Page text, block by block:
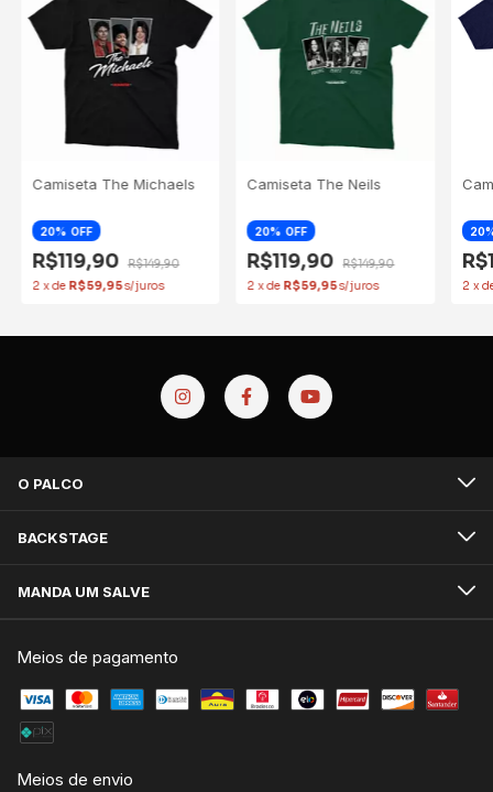
Camiseta The Michaels
20 OFF
R$119,90
R$149,90
2 xde R$59,95
Camiseta The Neils
20 OFF
R$119,90
R$149,90
2 xde R$59,95
20
2 x
O PALCO
BACKSTAGE
MANDA UM SALVE
Meios de pagamento
Meios de envio